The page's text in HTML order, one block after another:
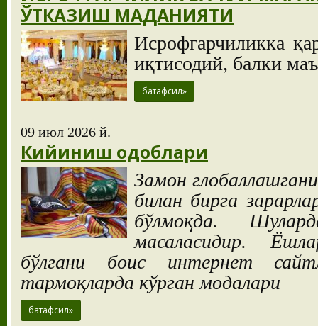
ЎТКАЗИШ МАДАНИЯТИ
Исрофгарчиликка
иқтисодий, балки
батафсил»
09 июл 2026 й.
Кийиниш одоблари
Замон
билан бирга
бўлмоқда.
масаласидир.
бўлгани боис интернет
тармоқларда кўрган модалари
батафсил»